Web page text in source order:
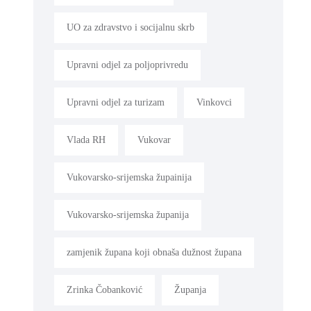
UO za zdravstvo i socijalnu skrb
Upravni odjel za poljoprivredu
Upravni odjel za turizam Vinkovci
Vlada RH Vukovar
Vukovarsko-srijemska župainija
Vukovarsko-srijemska županija
zamjenik župana koji obnaša dužnost župana
Zrinka Čobanković Županja